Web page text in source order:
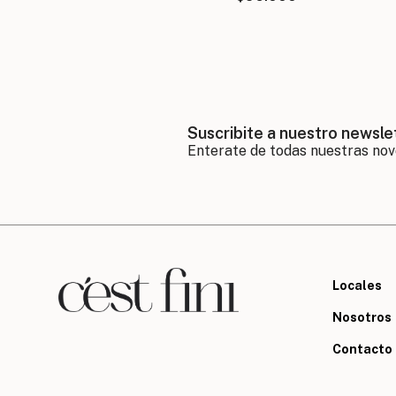
Suscribite a nuestro
Locales
Nosotros
Contacto